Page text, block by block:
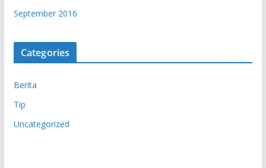
September 2016
Categories
Berita
Tip
Uncategorized